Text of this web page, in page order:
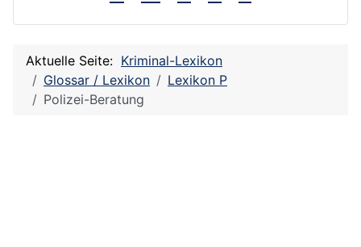
Aktuelle Seite: Kriminal-Lexikon
Glossar / Lexikon
Lexikon P
Polizei-Beratung